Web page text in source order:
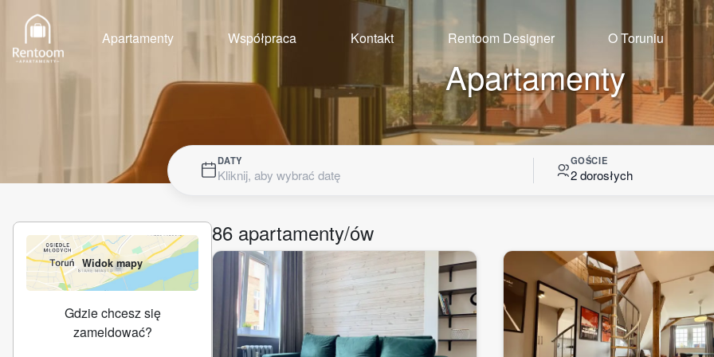
Apartamenty Współpraca Kontakt Rentoom Designer O Toruniu
Apartamenty
DATY
Kliknij, aby wybrać datę
GOŚCIE
2 dorosłych
Widok mapy
Gdzie chcesz się
zameldować?
86 apartamenty/ów